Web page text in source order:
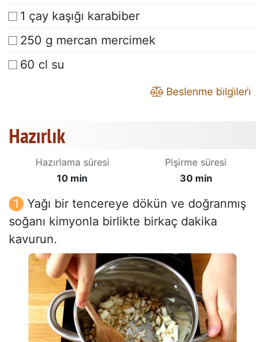
1 çay kaşığı karabiber
250 g mercan mercimek
60 cl su
Beslenme bi̇lgi̇leri̇
Hazırlık
Hazırlama süresi
10 min
Pişirme süresi
30 min
Yağı bir tencereye dökün ve doğranmış
soğanı kimyonla birlikte birkaç dakika
kavurun.